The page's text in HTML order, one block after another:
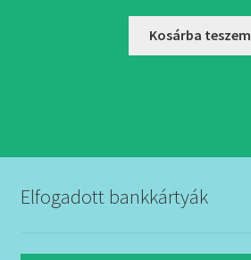
Kosárba teszem
Elfogadott bankkártyák